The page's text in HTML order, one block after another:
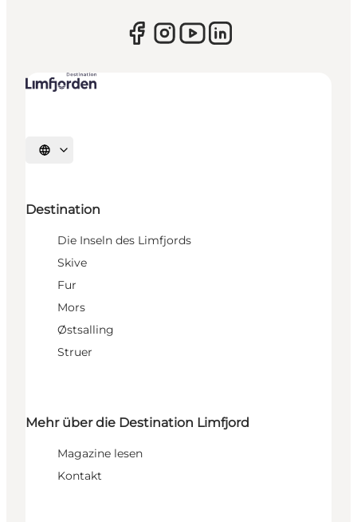
Sprache auswählen
Destination
Die Inseln des Limfjords
Skive
Fur
Mors
Østsalling
Struer
Mehr über die Destination Limfjord
Magazine lesen
Kontakt